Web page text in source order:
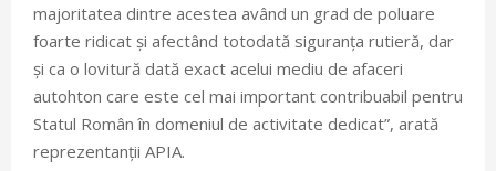
majoritatea dintre acestea având un grad de poluare
foarte ridicat și afectând totodată siguranța rutieră, dar
și ca o lovitură dată exact acelui mediu de afaceri
autohton care este cel mai important contribuabil pentru
Statul Român în domeniul de activitate dedicat”, arată
reprezentanții APIA.